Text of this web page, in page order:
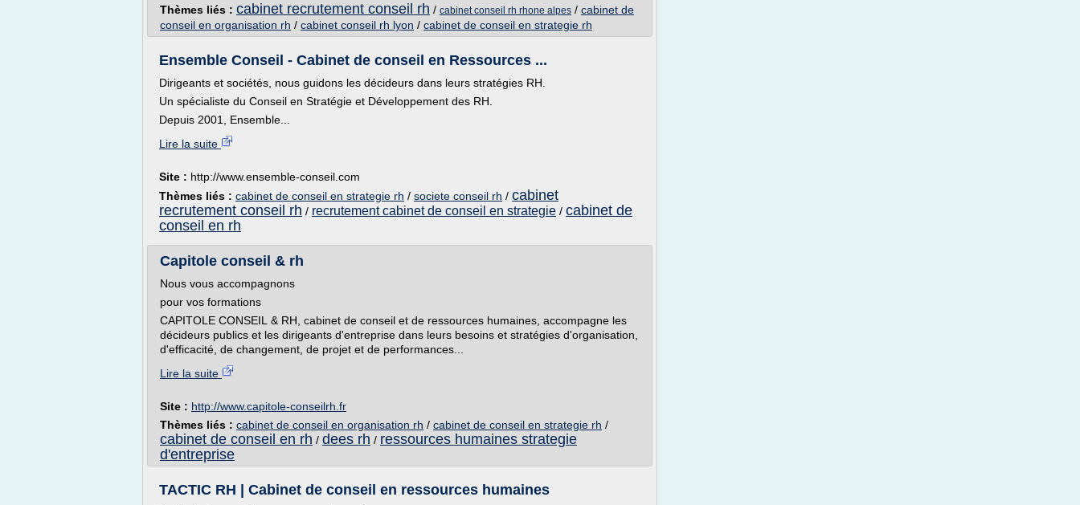
Thèmes liés : cabinet recrutement conseil rh / cabinet conseil rh rhone alpes / cabinet de
conseil en organisation rh / cabinet conseil rh lyon / cabinet de conseil en strategie rh
Ensemble Conseil - Cabinet de conseil en Ressources ...
Dirigeants et sociétés, nous guidons les décideurs dans leurs stratégies RH.
Un spécialiste du Conseil en Stratégie et Développement des RH.
Depuis 2001, Ensemble...
Lire la suite
Site : http://www.ensemble-conseil.com
Thèmes liés : cabinet de conseil en strategie rh / societe conseil rh / cabinet
recrutement conseil rh / recrutement cabinet de conseil en strategie / cabinet de
conseil en rh
Capitole conseil & rh
Nous vous accompagnons
pour vos formations
CAPITOLE CONSEIL & RH, cabinet de conseil et de ressources humaines, accompagne les
décideurs publics et les dirigeants d'entreprise dans leurs besoins et stratégies d'organisation,
d'efficacité, de changement, de projet et de performances...
Lire la suite
Site : http://www.capitole-conseilrh.fr
Thèmes liés : cabinet de conseil en organisation rh / cabinet de conseil en strategie rh /
cabinet de conseil en rh / dees rh / ressources humaines strategie
d'entreprise
TACTIC RH | Cabinet de conseil en ressources humaines